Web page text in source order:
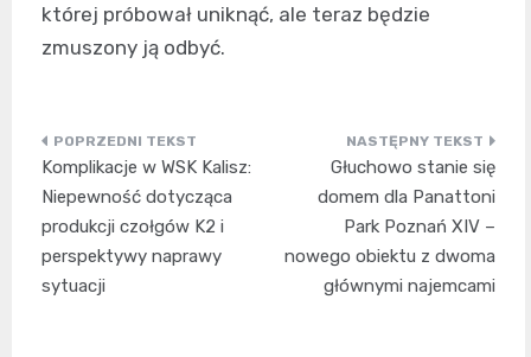
której próbował uniknąć, ale teraz będzie
zmuszony ją odbyć.
Nawigacja
wpisu
Komplikacje w WSK Kalisz:
Niepewność dotycząca
produkcji czołgów K2 i
perspektywy naprawy
sytuacji
Głuchowo stanie się
domem dla Panattoni
Park Poznań XIV –
nowego obiektu z dwoma
głównymi najemcami